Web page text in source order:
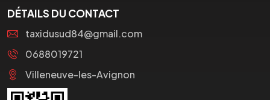
DÉTAILS DU CONTACT
taxidusud84@gmail.com
0688019721
Villeneuve-les-Avignon